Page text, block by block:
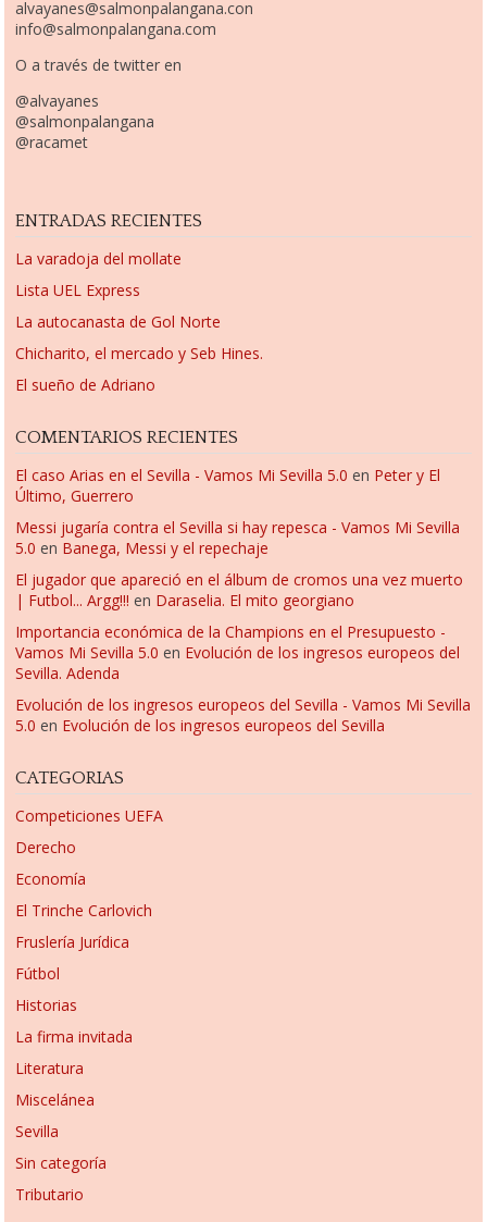
alvayanes@salmonpalangana.con
info@salmonpalangana.com
O a través de twitter en
@alvayanes
@salmonpalangana
@racamet
ENTRADAS RECIENTES
La varadoja del mollate
Lista UEL Express
La autocanasta de Gol Norte
Chicharito, el mercado y Seb Hines.
El sueño de Adriano
COMENTARIOS RECIENTES
El caso Arias en el Sevilla - Vamos Mi Sevilla 5.0 en Peter y El
Último, Guerrero
Messi jugaría contra el Sevilla si hay repesca - Vamos Mi Sevilla
5.0 en Banega, Messi y el repechaje
El jugador que apareció en el álbum de cromos una vez muerto
| Futbol... Argg!!! en Daraselia. El mito georgiano
Importancia económica de la Champions en el Presupuesto -
Vamos Mi Sevilla 5.0 en Evolución de los ingresos europeos del
Sevilla. Adenda
Evolución de los ingresos europeos del Sevilla - Vamos Mi Sevilla
5.0 en Evolución de los ingresos europeos del Sevilla
CATEGORIAS
Competiciones UEFA
Derecho
Economía
El Trinche Carlovich
Fruslería Jurídica
Fútbol
Historias
La firma invitada
Literatura
Miscelánea
Sevilla
Sin categoría
Tributario